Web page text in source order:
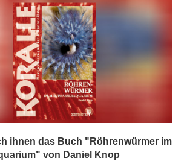
ihnen das Buch "Röhrenwürmer im
von Daniel Knop